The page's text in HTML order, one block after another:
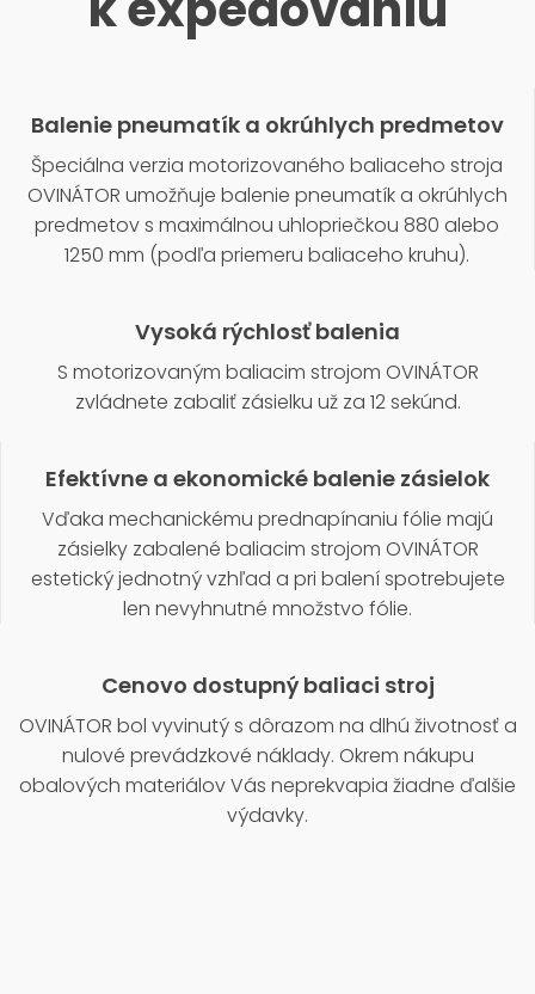
Balenie pneumatík a okrúhlych predmetov
Špeciálna verzia motorizovaného baliaceho stroja
OVINÁTOR umožňuje balenie pneumatík a okrúhlych
predmetov s maximálnou uhlopriečkou 880 alebo
1250 mm (podľa priemeru baliaceho kruhu).
Vysoká rýchlosť balenia
S motorizovaným baliacim strojom OVINÁTOR
zvládnete zabaliť zásielku už za 12 sekúnd.
Efektívne a ekonomické balenie zásielok
Vďaka mechanickému prednapínaniu fólie majú
zásielky zabalené baliacim strojom OVINÁTOR
estetický jednotný vzhľad a pri balení spotrebujete
len nevyhnutné množstvo fólie.
Cenovo dostupný baliaci stroj
OVINÁTOR bol vyvinutý s dôrazom na dlhú životnosť a
nulové prevádzkové náklady. Okrem nákupu
obalových materiálov Vás neprekvapia žiadne ďalšie
výdavky.